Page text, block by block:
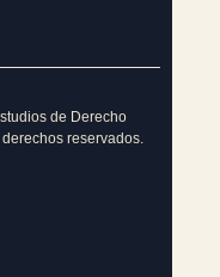
de Derecho
reservados.